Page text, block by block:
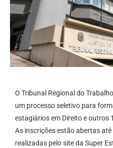
O Tribunal Regional do
um processo seletivo para
estagiários em Direito e outros
As inscrições estão abertas
realizadas pelo site da Super